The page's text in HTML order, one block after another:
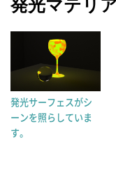
発光マテリ
発光サーフェスがシ
ーンを照らしていま
す。